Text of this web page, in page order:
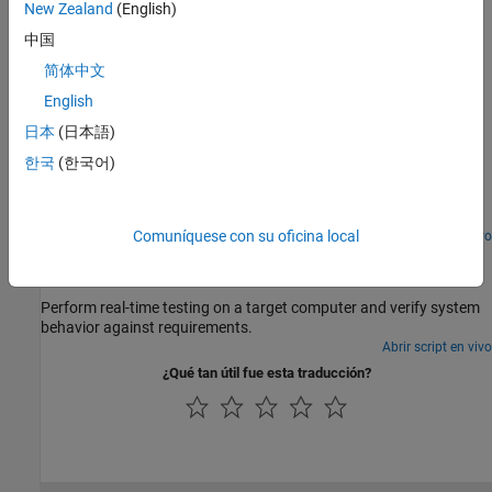
Test Execution Order
callbacks run.
Ejemplos destacados
Back-to-Back (MIL/SIL) Equivalence Testing an Atomic
Abrir script en vivo
Perform real-time testing on a target computer and verify system
behavior against requirements.
Abrir script en vivo
¿Qué tan útil fue esta traducción?
New Zealand (English)
中国
简体中文
English
日本 (日本語)
한국 (한국어)
Comuníquese con su oficina local